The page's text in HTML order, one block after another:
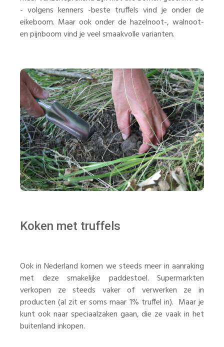
- volgens kenners -beste truffels vind je onder de
eikeboom. Maar ook onder de hazelnoot-, walnoot-
en pijnboom vind je veel smaakvolle varianten.
Koken met truffels
Ook in Nederland komen we steeds meer in aanraking
met deze smakelijke paddestoel. Supermarkten
verkopen ze steeds vaker of verwerken ze in
producten (al zit er soms maar 1% truffel in). Maar je
kunt ook naar speciaalzaken gaan, die ze vaak in het
buitenland inkopen.